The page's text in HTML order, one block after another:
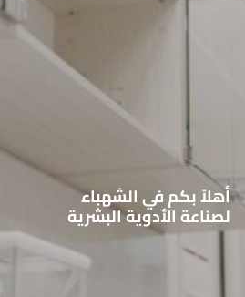
أهلاً بكم فيالشهباء
لصناعة الأدوية البشرية